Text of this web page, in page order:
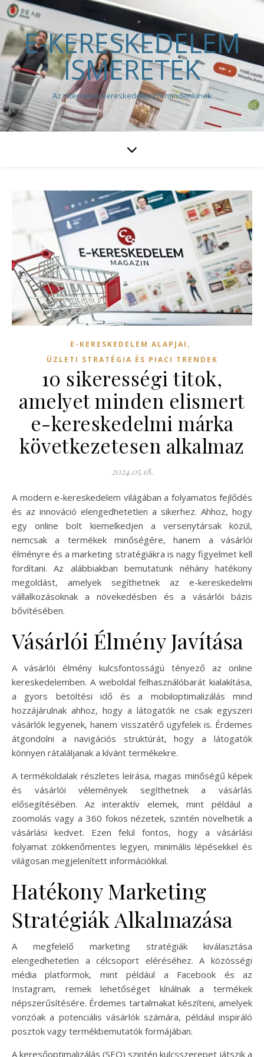
E-KERESKEDELEM
ISMERETEK
Az internetes kereskedelemről mindenkinek
E-KERESKEDELEM ALAPJAI ,
ÜZLETI STRATÉGIA ÉS PIACI TRENDEK
10 sikerességi titok,
amelyet minden elismert
e-kereskedelmi márka
következetesen alkalmaz
2024.05.18.
A modern e-kereskedelem világában a folyamatos fejlődés
és az innováció elengedhetetlen a sikerhez. Ahhoz, hogy
egy online bolt kiemelkedjen a versenytársak közül,
nemcsak a termékek minőségére, hanem a vásárlói
élményre és a marketing stratégiákra is nagy figyelmet kell
fordítani. Az alábbiakban bemutatunk néhány hatékony
megoldást, amelyek segíthetnek az e-kereskedelmi
vállalkozásoknak a növekedésben és a vásárlói bázis
bővítésében.
Vásárlói Élmény Javítása
A vásárlói élmény kulcsfontosságú tényező az online
kereskedelemben. A weboldal felhasználóbarát kialakítása,
a gyors betöltési idő és a mobiloptimalizálás mind
hozzájárulnak ahhoz, hogy a látogatók ne csak egyszeri
vásárlók legyenek, hanem visszatérő ügyfelek is. Érdemes
átgondolni a navigációs struktúrát, hogy a látogatók
könnyen rátaláljanak a kívánt termékekre.
A termékoldalak részletes leírása, magas minőségű képek
és vásárlói vélemények segíthetnek a vásárlás
elősegítésében. Az interaktív elemek, mint például a
zoomolás vagy a 360 fokos nézetek, szintén növelhetik a
vásárlási kedvet. Ezen felül fontos, hogy a vásárlási
folyamat zökkenőmentes legyen, minimális lépésekkel és
világosan megjelenített információkkal.
Hatékony Marketing
Stratégiák Alkalmazása
A megfelelő marketing stratégiák kiválasztása
elengedhetetlen a célcsoport eléréséhez. A közösségi
média platformok, mint például a Facebook és az
Instagram, remek lehetőséget kínálnak a termékek
népszerűsítésére. Érdemes tartalmakat készíteni, amelyek
vonzóak a potenciális vásárlók számára, például inspiráló
posztok vagy termékbemutatók formájában.
A keresőoptimalizálás (SEO) szintén kulcsszerepet játszik a